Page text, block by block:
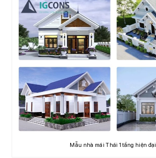
Mẫu nhà mái Thái 1 tầng hiện đại